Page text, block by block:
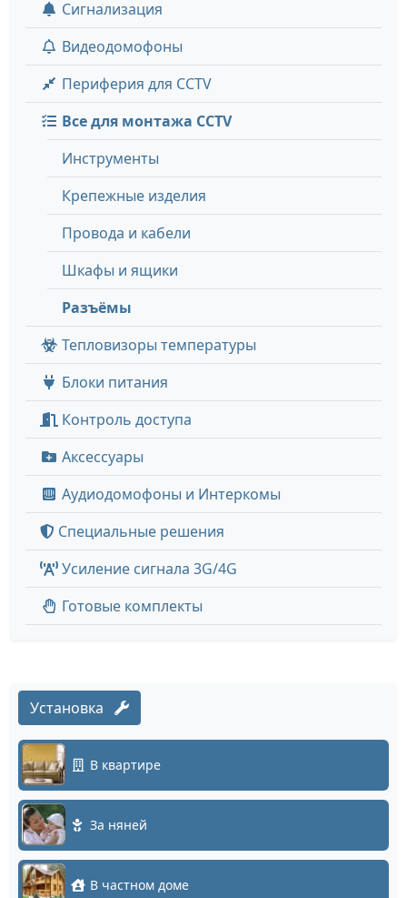
Сигнализация
Видеодомофоны
Периферия для CCTV
Все для монтажа CCTV
Инструменты
Крепежные изделия
Провода и кабели
Шкафы и ящики
Разъёмы
Тепловизоры температуры
Блоки питания
Контроль доступа
Аксессуары
Аудиодомофоны и Интеркомы
Специальные решения
Усиление сигнала 3G/4G
Готовые комплекты
Установка
В квартире
За няней
В частном доме